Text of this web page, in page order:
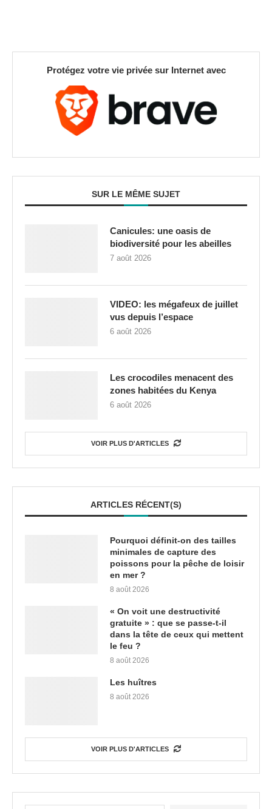
Protégez votre vie privée sur Internet avec
SUR LE MÊME SUJET
Canicules: une oasis de
biodiversité pour les abeilles
7 août 2026
VIDEO: les mégafeux de juillet
vus depuis l’espace
6 août 2026
Les crocodiles menacent des
zones habitées du Kenya
6 août 2026
VOIR PLUS D'ARTICLES
ARTICLES RÉCENT(S)
Pourquoi définit-on des tailles
minimales de capture des
poissons pour la pêche de loisir
en mer ?
8 août 2026
« On voit une destructivité
gratuite » : que se passe-t-il
dans la tête de ceux qui mettent
le feu ?
8 août 2026
Les huîtres
8 août 2026
VOIR PLUS D'ARTICLES